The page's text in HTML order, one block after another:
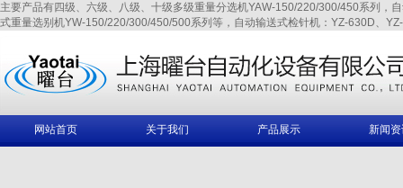
主要产品有四级、六级、八级、十级多级重量分选机YAW-150/220/300/450系列
式重量选别机YW-150/220/300/450/500系列等，自动输送式检针机：YZ-630D、
网站首页 关于我们 产品展示 新闻